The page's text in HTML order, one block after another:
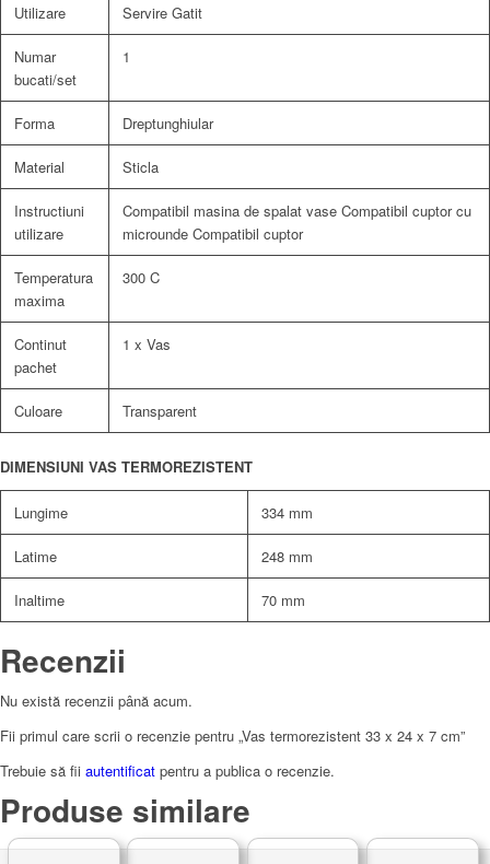
Utilizare Servire Gatit
Numar
bucati/set
1
Forma Dreptunghiular
Material Sticla
Instructiuni
utilizare
Compatibil masina de spalat vase Compatibil cuptor cu
microunde Compatibil cuptor
Temperatura
maxima
300 C
Continut
pachet
1 x Vas
Culoare Transparent
DIMENSIUNI VAS TERMOREZISTENT
Lungime 334 mm
Latime 248 mm
Inaltime 70 mm
Recenzii
Nu există recenzii până acum.
Fii primul care scrii o recenzie pentru „Vas termorezistent 33 x 24 x 7 cm”
Trebuie să fii autentificat pentru a publica o recenzie.
Produse similare